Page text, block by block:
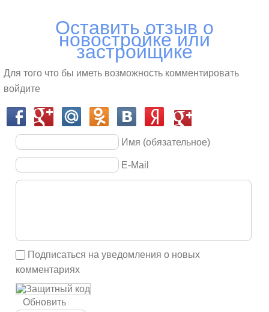
Оставить отзыв о
новостройке или
застройщике
Для того что бы иметь возможность комментировать
войдите
Имя (обязательное)
E-Mail
Подписаться на уведомления о новых
комментариях
Обновить